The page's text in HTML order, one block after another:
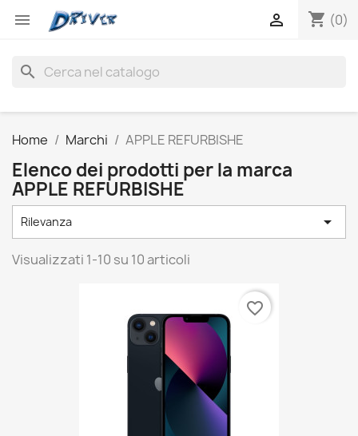
 shopping_cart (0)

search
Home Marchi APPLE REFURBISHE
Elenco dei prodotti per la marca
APPLE REFURBISHE
Rilevanza 
Visualizzati 1-10 su 10 articoli
favorite_border